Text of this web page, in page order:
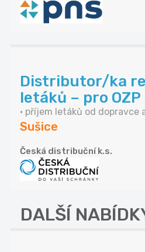
Distributor/ka
letáků – pro
• příjem letáků od dopravce
Sušice
Česká distribuční k.s.
DALŠÍ